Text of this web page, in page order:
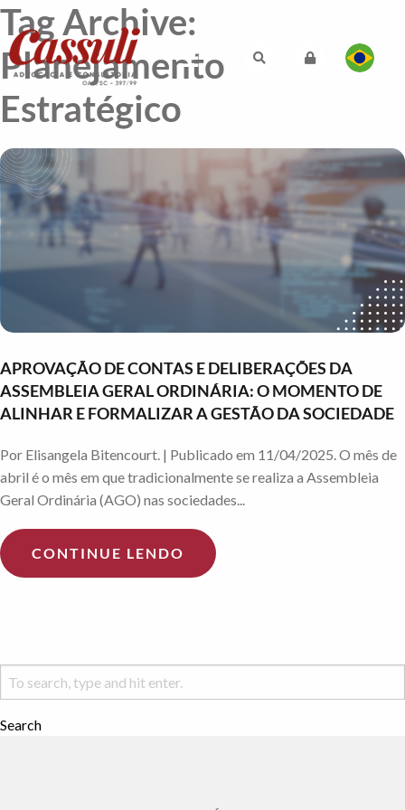
Tag Archive:
Planejamento
Estratégico
APROVAÇÃO DE CONTAS E DELIBERAÇÕES DA
ASSEMBLEIA GERAL ORDINÁRIA: O MOMENTO DE
ALINHAR E FORMALIZAR A GESTÃO DA SOCIEDADE
Por Elisangela Bitencourt. | Publicado em 11/04/2025. O mês de
abril é o mês em que tradicionalmente se realiza a Assembleia
Geral Ordinária (AGO) nas sociedades...
CONTINUE LENDO
Search